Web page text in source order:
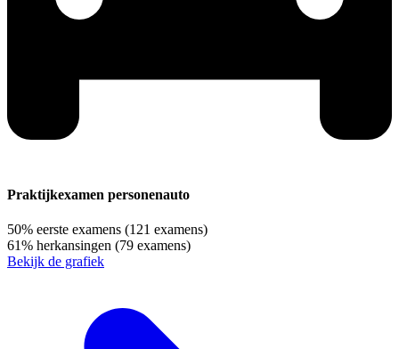
Praktijkexamen personenauto
50% eerste examens (121 examens)
61% herkansingen (79 examens)
Bekijk de grafiek